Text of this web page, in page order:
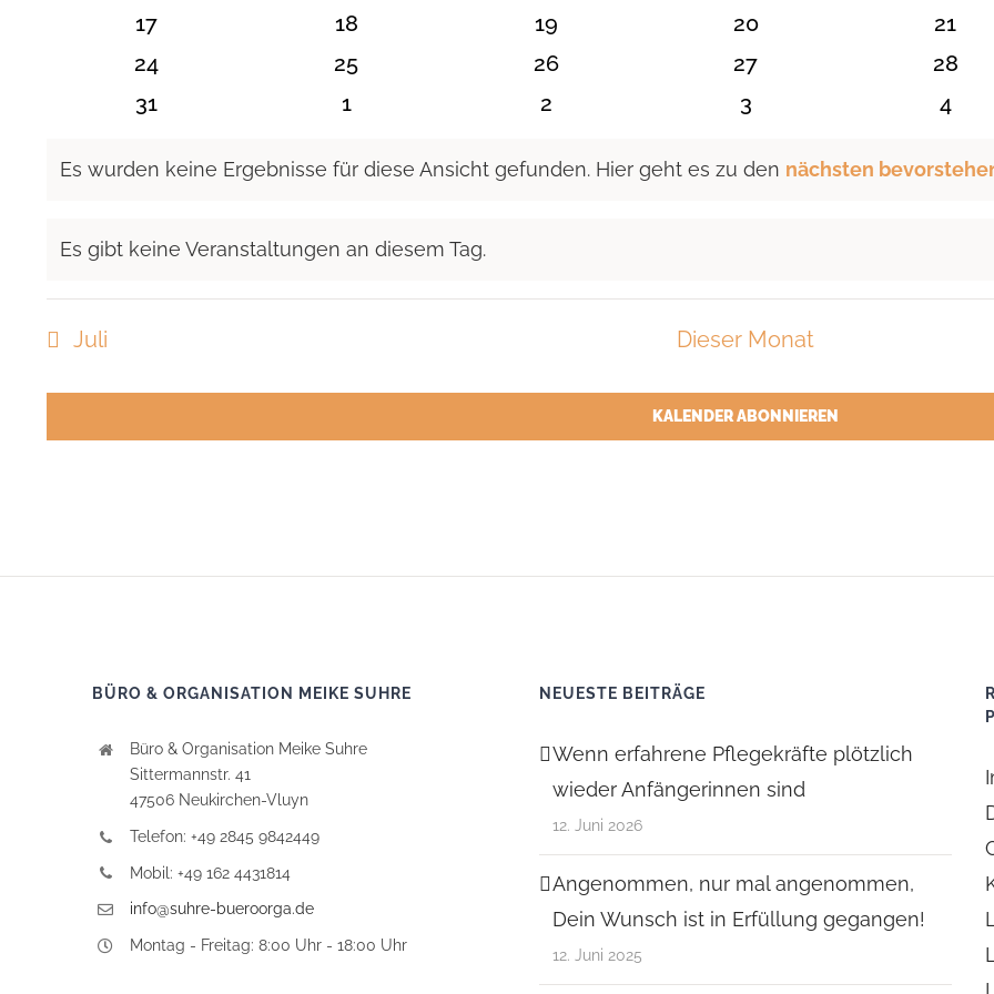
Veranstaltungen
Veranstaltungen
Veranstaltungen
Veranstaltungen
0
Veranstaltungen
17
0
Veranstaltungen
18
0
Veranstaltungen
19
0
Veranstaltungen
20
0
21
0
Veranstaltungen
24
0
Veranstaltungen
25
0
Veranstaltungen
26
0
Veranstaltungen
27
0
28
0
31
0
1
0
2
0
3
0
4
Es wurden keine Ergebnisse für diese Ansicht gefunden. Hier geht es zu den nächsten
Hinweis
Es gibt keine Veranstaltungen an diesem Tag.
Juli Dieser Monat
KALENDER ABONNIEREN
BÜRO & ORGANISATION MEIKE SUHRE
Büro & Organisation Meike Suhre
Sittermannstr. 41
47506 Neukirchen-Vluyn
Telefon: +49 2845 9842449
Mobil: +49 162 4431814
info@suhre-bueroorga.de
Montag - Freitag: 8:00 Uhr - 18:00 Uhr
NEUESTE BEITRÄGE
Wenn erfahrene Pflegekräfte plötzlich
wieder Anfängerinnen sind
12. Juni 2026
Angenommen, nur mal angenommen,
Dein Wunsch ist in Erfüllung gegangen!
12. Juni 2025